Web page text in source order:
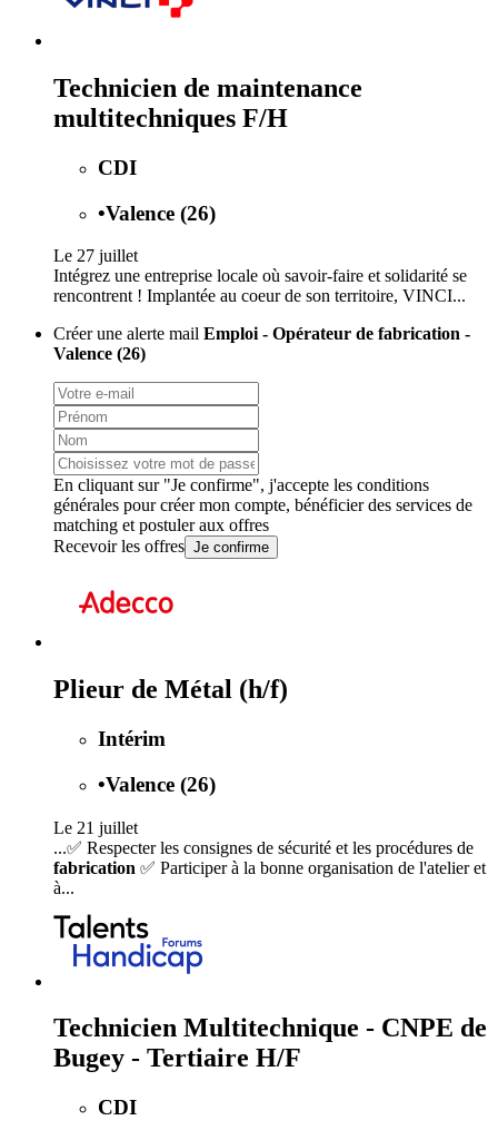
Technicien de maintenance
multitechniques F/H
CDI
•Valence (26)
Le 27 juillet
Intégrez une entreprise locale où savoir-faire et solidarité se
rencontrent ! Implantée au coeur de son territoire, VINCI...
Créer une alerte mail Emploi - Opérateur de fabrication -
Valence (26)
En cliquant sur "Je confirme", j'accepte les conditions
générales pour créer mon compte, bénéficier des services de
matching et postuler aux offres
Recevoir les offres Je confirme
Plieur de Métal (h/f)
Intérim
•Valence (26)
Le 21 juillet
...✅ Respecter les consignes de sécurité et les procédures de
fabrication ✅ Participer à la bonne organisation de l'atelier et
à...
Technicien Multitechnique - CNPE de
Bugey - Tertiaire H/F
CDI